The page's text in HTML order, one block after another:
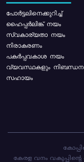
പോര്‍ട്ടലിനെക്കുറിച്ച്
ഹൈപ്പർലിങ്ക് നയം
സ്വകാര്യതാ നയം
നിരാകരണം
പകർപ്പവകാശ നയം
വ്യവസ്ഥകളും
സഹായം
കേരള വനം